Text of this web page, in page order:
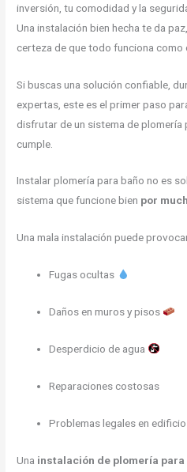
inversión, tu comodidad y la
Una instalación bien hecha te da
certeza de que todo funciona como
Si buscas una solución confiable,
expertas, este es el primer paso
disfrutar de un sistema de plomería
cumple.
Instalar plomería para baño no es
sistema que funcione bien por
Una mala instalación puede
Fugas ocultas
Daños en muros y pisos
Desperdicio de agua
Reparaciones costosas
Problemas legales en
Una instalación de plomería